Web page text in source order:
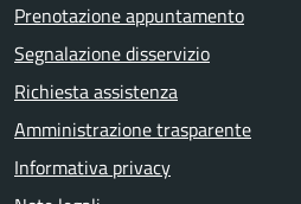
Prenotazione appuntamento
Segnalazione disservizio
Richiesta assistenza
Amministrazione trasparente
Informativa privacy